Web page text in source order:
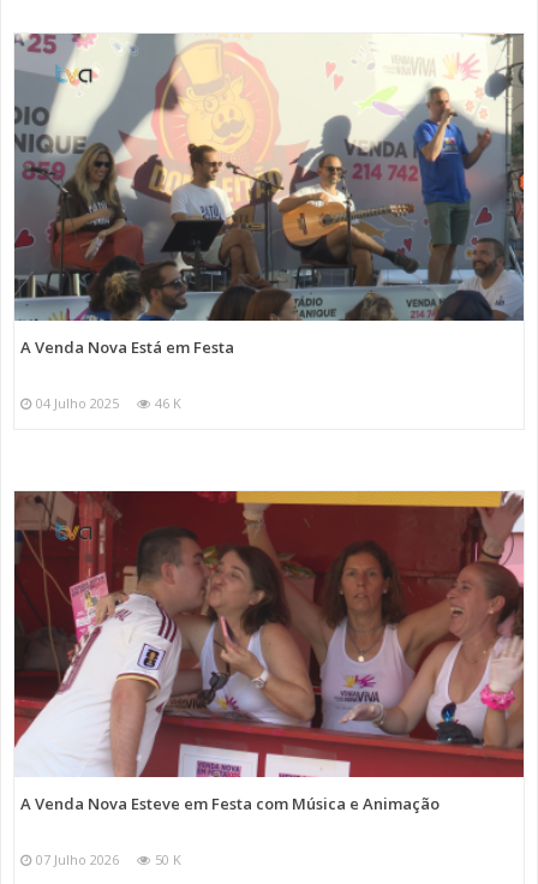
A Venda Nova Está em Festa
04 Julho 2025 46 K
A Venda Nova Esteve em Festa com Música e Animação
07 Julho 2026 50 K